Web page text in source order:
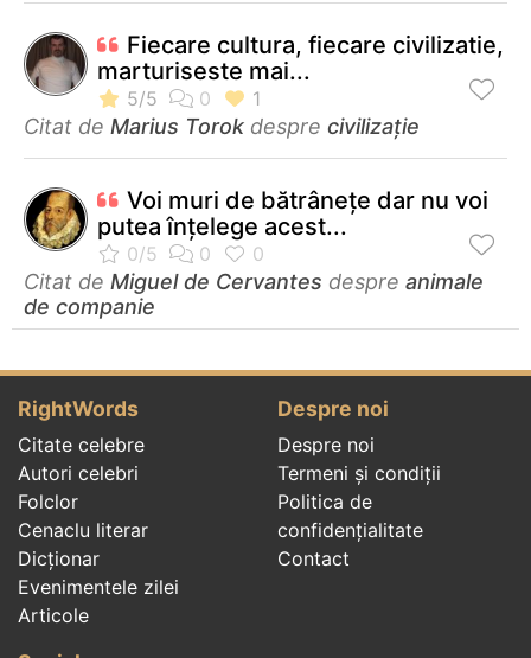
Fiecare cultura, fiecare civilizatie,
marturiseste mai...
Citat de Marius Torok despre civilizație
Voi muri de bătrâneţe dar nu voi
putea înţelege acest...
Citat de Miguel de Cervantes despre animale
de companie
RightWords
Citate celebre
Autori celebri
Folclor
Cenaclu literar
Dicționar
Evenimentele zilei
Articole
Despre noi
Despre noi
Termeni și condiții
Politica de
confidenţialitate
Contact